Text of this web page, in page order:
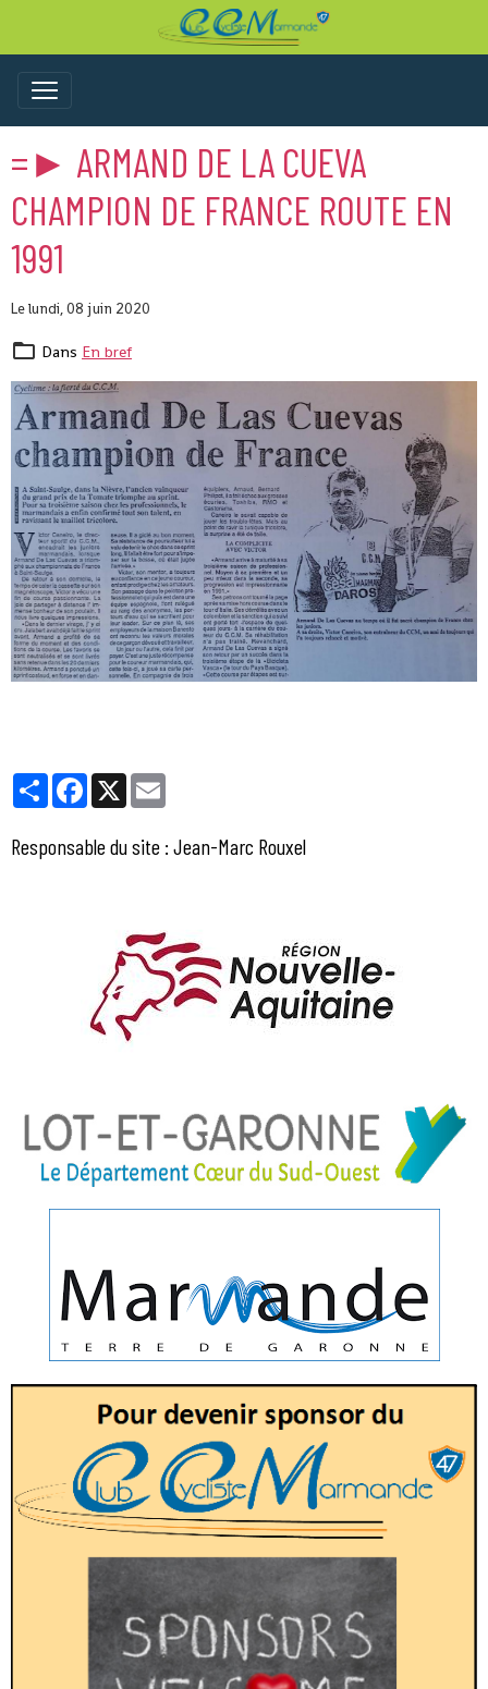
=► ARMAND DE LA CUEVA
CHAMPION DE FRANCE ROUTE EN
1991
Le lundi, 08 juin 2020
Dans En bref
PartagerFacebook
X
Responsable du site : Jean-Marc Rouxel